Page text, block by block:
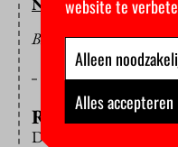
NIENKE STUMPEL
BEELD: FLICKR/
Reageren?
Dat is alleen mogelijk
website te
Alleen
Alles accepteren